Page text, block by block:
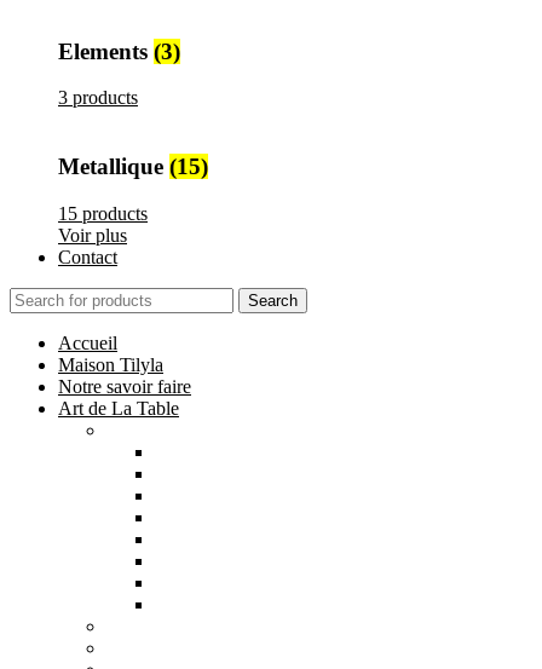
Elements (3)
3 products
Metallique (15)
15 products
Voir plus
Contact
Search
Accueil
Maison Tilyla
Notre savoir faire
Art de La Table